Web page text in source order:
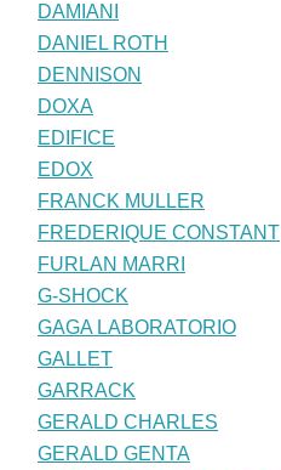
DAMIANI
DANIEL ROTH
DENNISON
DOXA
EDIFICE
EDOX
FRANCK MULLER
FREDERIQUE CONSTANT
FURLAN MARRI
G-SHOCK
GAGA LABORATORIO
GALLET
GARRACK
GERALD CHARLES
GERALD GENTA